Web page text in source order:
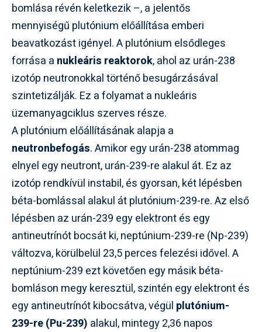
bomlása révén keletkezik –, a jelentős
mennyiségű plutónium előállítása emberi
beavatkozást igényel. A plutónium elsődleges
forrása a nukleáris reaktorok, ahol az urán-238
izotóp neutronokkal történő besugárzásával
szintetizálják. Ez a folyamat a nukleáris
üzemanyagciklus szerves része.
A plutónium előállításának alapja a
neutronbefogás. Amikor egy urán-238 atommag
elnyel egy neutront, urán-239-re alakul át. Ez az
izotóp rendkívül instabil, és gyorsan, két lépésben
béta-bomlással alakul át plutónium-239-re. Az első
lépésben az urán-239 egy elektront és egy
antineutrínót bocsát ki, neptúnium-239-re (Np-239)
változva, körülbelül 23,5 perces felezési idővel. A
neptúnium-239 ezt követően egy másik béta-
bomláson megy keresztül, szintén egy elektront és
egy antineutrínót kibocsátva, végül plutónium-
239-re (Pu-239) alakul, mintegy 2,36 napos